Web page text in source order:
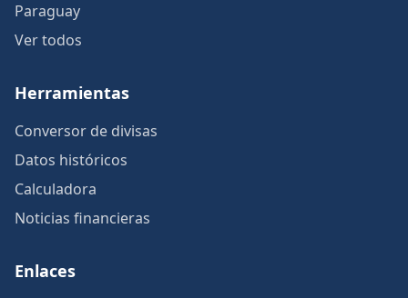
Paraguay
Ver todos
Herramientas
Conversor de divisas
Datos históricos
Calculadora
Noticias financieras
Enlaces